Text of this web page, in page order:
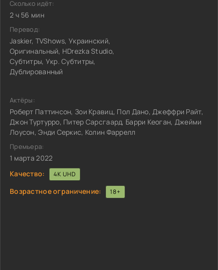
Сколько идёт:
2 ч 56 мин
Перевод:
Jaskier, TVShows, Украинский,
Оригинальный, HDrezka Studio,
Субтитры, Укр. Субтитры,
Дублированный
Актёры:
Роберт Паттинсон, Зои Кравиц, Пол Дано, Джеффри Райт,
Джон Туртурро, Питер Сарсгаард, Барри Кеоган, Джейми
Лоусон, Энди Серкис, Колин Фаррелл
Премьера:
1 марта 2022
Качество:
4K UHD
Возрастное ограничение: 18+